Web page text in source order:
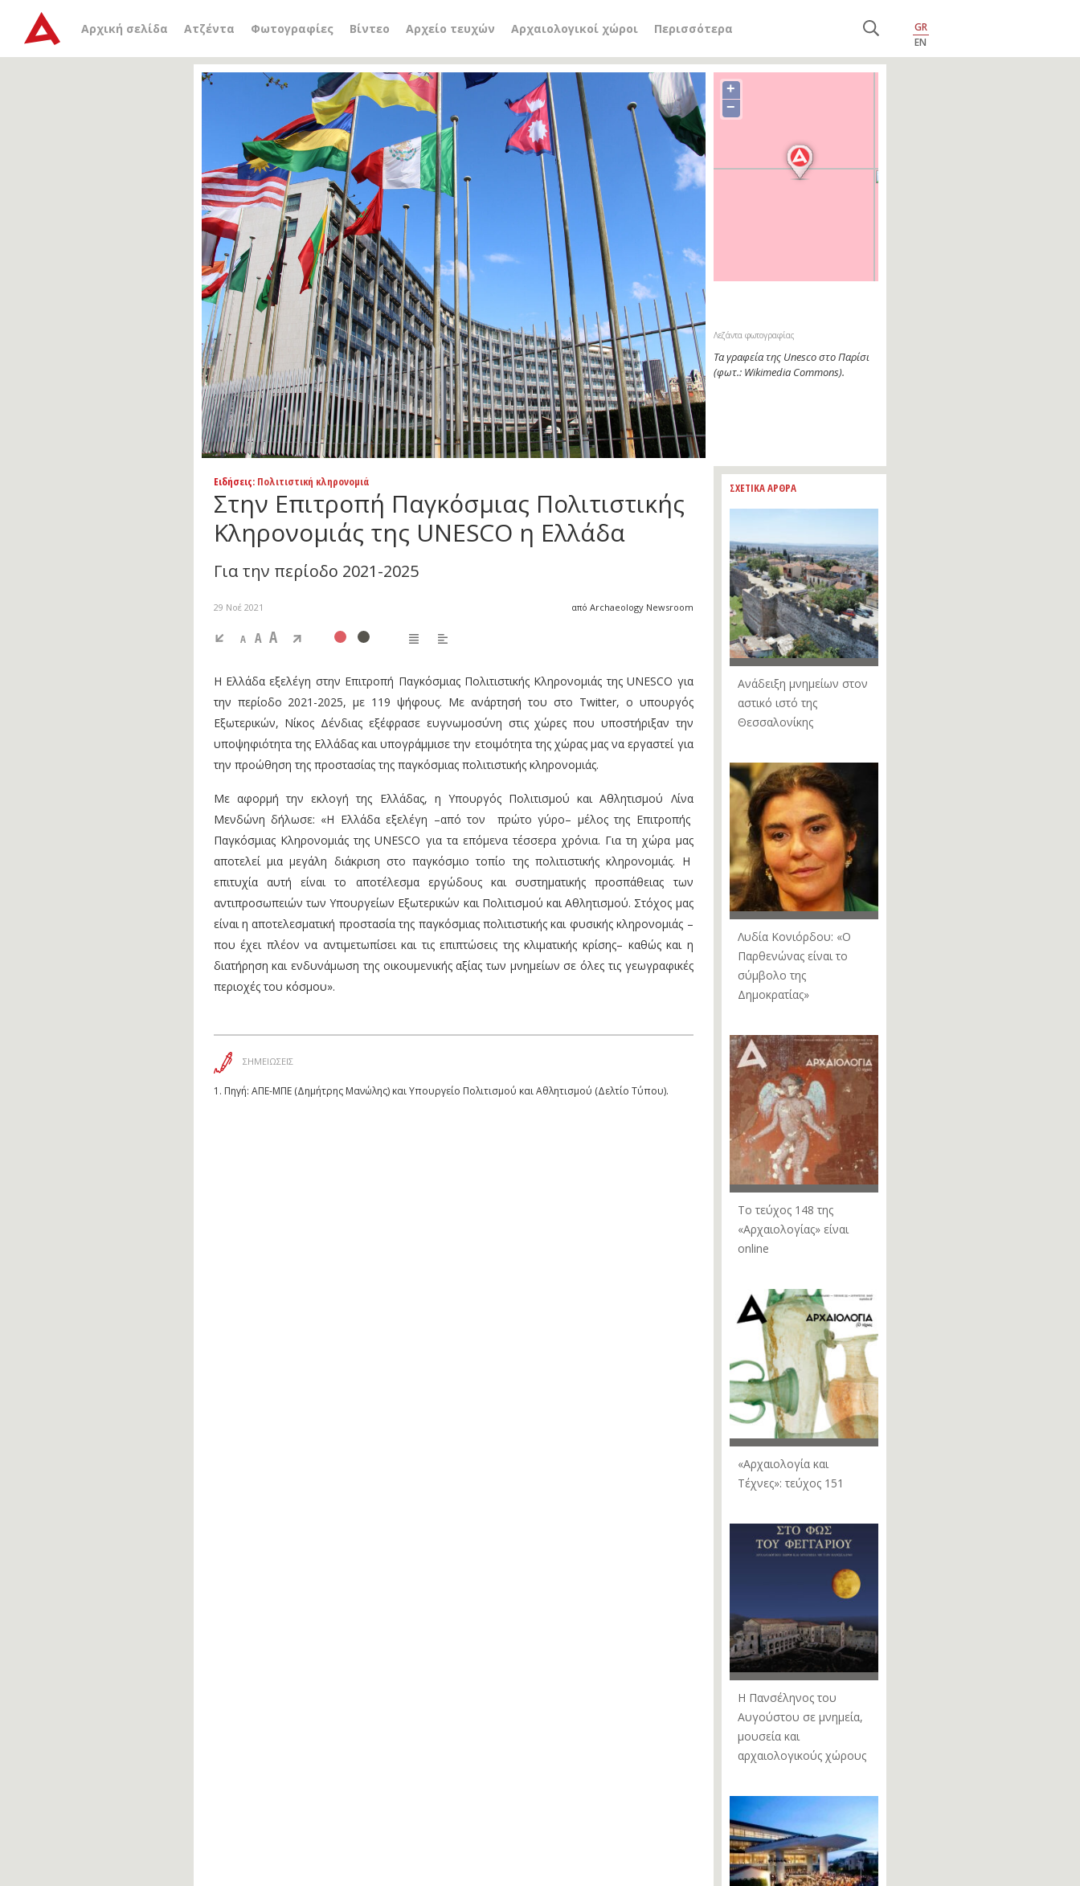
Αρχική σελίδα Ατζέντα Φωτογραφίες Βίντεο Αρχείο τευχών Αρχαιολογικοί χώροι Περισσότερα
GR
EN
+
−
Λεζάντα φωτογραφίας
Τα γραφεία της Unesco στο Παρίσι
(φωτ.: Wikimedia Commons).
Ειδήσεις: Πολιτιστική κληρονομιά
Στην Επιτροπή Παγκόσμιας Πολιτιστικής
Κληρονομιάς της UNESCO η Ελλάδα
Για την περίοδο 2021-2025
29 Νοέ 2021 από Archaeology Newsroom
A A A
H Ελλάδα εξελέγη στην Επιτροπή Παγκόσμιας Πολιτιστικής Κληρονομιάς της UNESCO για
την περίοδο 2021-2025, με 119 ψήφους. Με ανάρτησή του στο Twitter, ο υπουργός
Εξωτερικών, Νίκος Δένδιας εξέφρασε ευγνωμοσύνη στις χώρες που υποστήριξαν την
υποψηφιότητα της Ελλάδας και υπογράμμισε την ετοιμότητα της χώρας μας να εργαστεί για
την προώθηση της προστασίας της παγκόσμιας πολιτιστικής κληρονομιάς.
Με αφορμή την εκλογή της Ελλάδας, η Υπουργός Πολιτισμού και Αθλητισμού Λίνα
Μενδώνη δήλωσε: «Η Ελλάδα εξελέγη –από τον πρώτο γύρο– μέλος της Επιτροπής
Παγκόσμιας Κληρονομιάς της UNESCO για τα επόμενα τέσσερα χρόνια. Για τη χώρα μας
αποτελεί μια μεγάλη διάκριση στο παγκόσμιο τοπίο της πολιτιστικής κληρονομιάς. Η
επιτυχία αυτή είναι το αποτέλεσμα εργώδους και συστηματικής προσπάθειας των
αντιπροσωπειών των Υπουργείων Εξωτερικών και Πολιτισμού και Αθλητισμού. Στόχος μας
είναι η αποτελεσματική προστασία της παγκόσμιας πολιτιστικής και φυσικής κληρονομιάς –
που έχει πλέον να αντιμετωπίσει και τις επιπτώσεις της κλιματικής κρίσης– καθώς και η
διατήρηση και ενδυνάμωση της οικουμενικής αξίας των μνημείων σε όλες τις γεωγραφικές
περιοχές του κόσμου».
ΣΗΜΕΙΩΣΕΙΣ
1. Πηγή: ΑΠΕ-ΜΠΕ (Δημήτρης Μανώλης) και Υπουργείο Πολιτισμού και Αθλητισμού (Δελτίο Τύπου).
ΣΧΕΤΙΚΑ ΑΡΘΡΑ
Aνάδειξη μνημείων στον
αστικό ιστό της
Θεσσαλονίκης
Λυδία Κονιόρδου: «Ο
Παρθενώνας είναι το
σύμβολο της
Δημοκρατίας»
Το τεύχος 148 της
«Αρχαιολογίας» είναι
online
«Αρχαιολογία και
Τέχνες»: τεύχος 151
Η Πανσέληνος του
Αυγούστου σε μνημεία,
μουσεία και
αρχαιολογικούς χώρους